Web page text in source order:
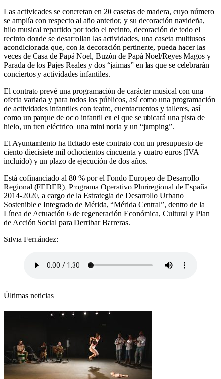
Las actividades se concretan en 20 casetas de madera, cuyo número
se amplía con respecto al año anterior, y su decoración navideña,
hilo musical repartido por todo el recinto, decoración de todo el
recinto donde se desarrollan las actividades, una caseta multiusos
acondicionada que, con la decoración pertinente, pueda hacer las
veces de Casa de Papá Noel, Buzón de Papá Noel/Reyes Magos y
Parada de los Pajes Reales y dos “jaimas” en las que se celebrarán
conciertos y actividades infantiles.
El contrato prevé una programación de carácter musical con una
oferta variada y para todos los públicos, así como una programación
de actividades infantiles con teatro, cuentacuentos y talleres, así
como un parque de ocio infantil en el que se ubicará una pista de
hielo, un tren eléctrico, una mini noria y un “jumping”.
El Ayuntamiento ha licitado este contrato con un presupuesto de
ciento diecisiete mil ochocientos cincuenta y cuatro euros (IVA
incluido) y un plazo de ejecución de dos años.
Está cofinanciado al 80 % por el Fondo Europeo de Desarrollo
Regional (FEDER), Programa Operativo Pluriregional de España
2014-2020, a cargo de la Estrategia de Desarrollo Urbano
Sostenible e Integrado de Mérida, “Mérida Central”, dentro de la
Línea de Actuación 6 de regeneración Económica, Cultural y Plan
de Acción Social para Derribar Barreras.
Silvia Fernández:
Últimas noticias